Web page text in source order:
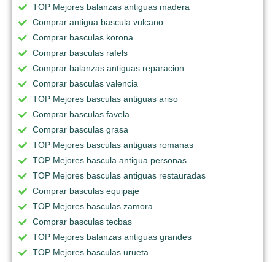
TOP Mejores balanzas antiguas madera
Comprar antigua bascula vulcano
Comprar basculas korona
Comprar basculas rafels
Comprar balanzas antiguas reparacion
Comprar basculas valencia
TOP Mejores basculas antiguas ariso
Comprar basculas favela
Comprar basculas grasa
TOP Mejores basculas antiguas romanas
TOP Mejores bascula antigua personas
TOP Mejores basculas antiguas restauradas
Comprar basculas equipaje
TOP Mejores basculas zamora
Comprar basculas tecbas
TOP Mejores balanzas antiguas grandes
TOP Mejores basculas urueta